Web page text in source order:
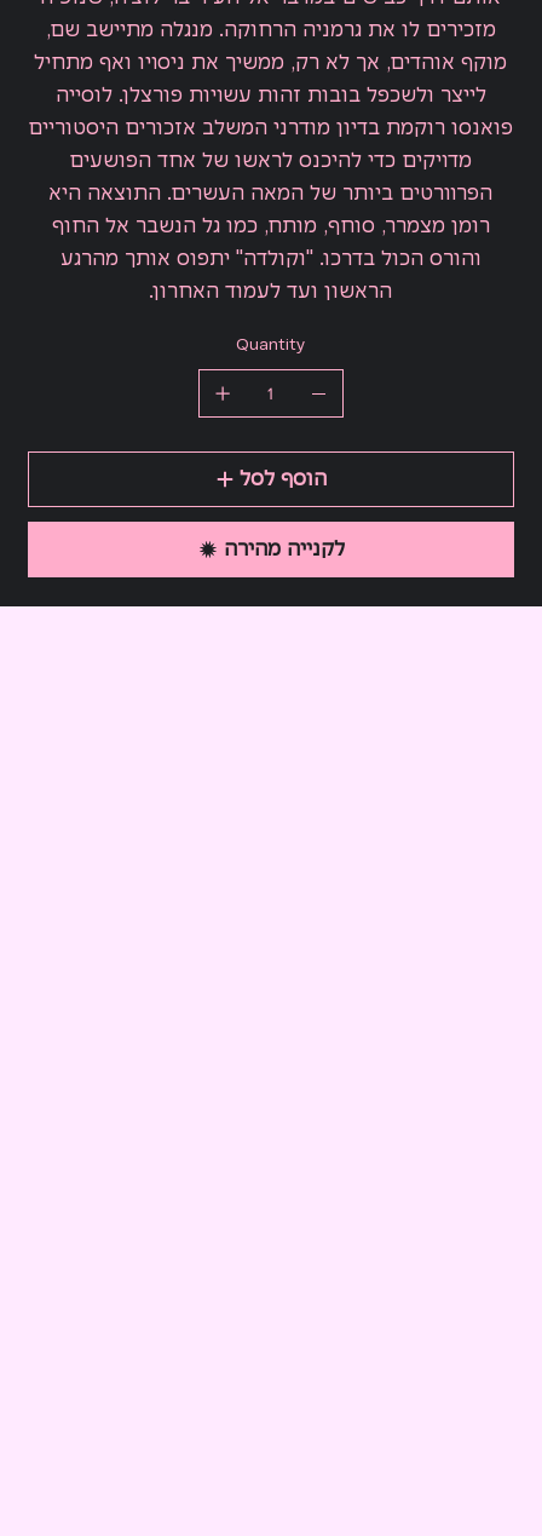
מזכירים לו את גרמניה הרחוקה. מנגלה מתיישב שם,
מוקף אוהדים, אך לא רק, ממשיך את ניסויו ואף מתחיל
לייצר ולשכפל בובות זהות עשויות פורצלן. לוסייה
פואנסו רוקמת בדיון מודרני המשלב אזכורים היסטוריים
מדויקים כדי להיכנס לראשו של אחד הפושעים
הפרוורטים ביותר של המאה העשרים. התוצאה היא
רומן מצמרר, סוחף, מותח, כמו גל הנשבר אל החוף
והורס הכול בדרכו. "וקולדה" יתפוס אותך מהרגע
הראשון ועד לעמוד האחרון.
Quantity
הוסף לסל
לקנייה מהירה